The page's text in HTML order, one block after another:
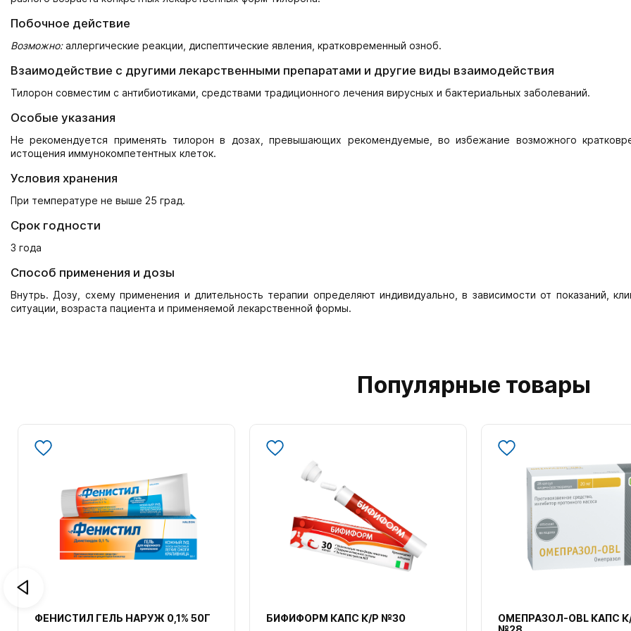
Побочное действие
Возможно:аллергические реакции, диспептические явления, кратковременный озноб.
Взаимодействие с другими лекарственными препаратами и другие виды взаимодействия
Тилорон совместим с антибиотиками, средствами традиционного лечения вирусных и бактериальных заболеваний.
Особые указания
Не рекомендуется применять тилорон в дозах, превышающих рекомендуемые, во избежание возможного
истощения иммунокомпетентных клеток.
Условия хранения
При температуре не выше 25 град.
Срок годности
3 года
Способ применения и дозы
Внутрь. Дозу, схему применения и длительность терапии определяют индивидуально, в зависимости от показаний,
ситуации, возраста пациента и применяемой лекарственной формы.
Популярные товары
ФЕНИСТИЛ ГЕЛЬ НАРУЖ 0,1% 50Г БИФИФОРМ КАПС К/Р №30
ОМЕПРАЗОЛ-OBL КАПС